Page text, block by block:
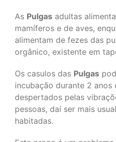
As Pulgas adultas
mamíferos e de aves,
alimentam de fezes das
orgânico, existente em
Os casulos das Pulgas
incubação durante 2 anos
despertados pelas
pessoas, daí ser mais
habitadas.